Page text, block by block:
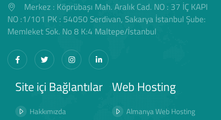
Merkez : Köprübaşı Mah. Aralık Cad. NO : 37 İÇ KAPI
NO :1/101 PK : 54050 Serdivan, Sakarya İstanbul Şube:
Memleket Sok. No 8 K:4 Maltepe/İstanbul
Site içi Bağlantılar
Hakkımızda
Web Hosting
Almanya Web Hosting